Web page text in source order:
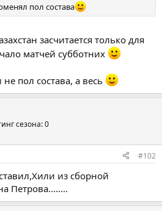
пол состава
засчитается только для
матчей субботних
пол состава, а весь
сезона: 0
#102
из сборной
Петрова........